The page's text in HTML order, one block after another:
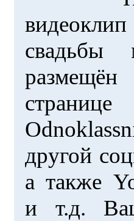
свадьбы
другой
а также
и т.д.